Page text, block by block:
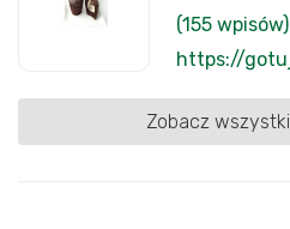
(155 wpisów)
https://
Zobacz